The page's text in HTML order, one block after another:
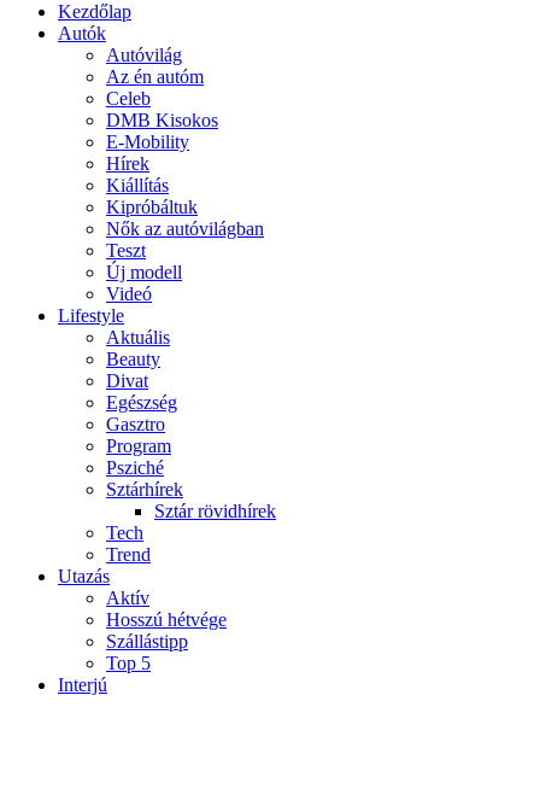
Kezdőlap
Autók
Autóvilág
Az én autóm
Celeb
DMB Kisokos
E-Mobility
Hírek
Kiállítás
Kipróbáltuk
Nők az autóvilágban
Teszt
Új modell
Videó
Lifestyle
Aktuális
Beauty
Divat
Egészség
Gasztro
Program
Psziché
Sztárhírek
Sztár rövidhírek
Tech
Trend
Utazás
Aktív
Hosszú hétvége
Szállástipp
Top 5
Interjú